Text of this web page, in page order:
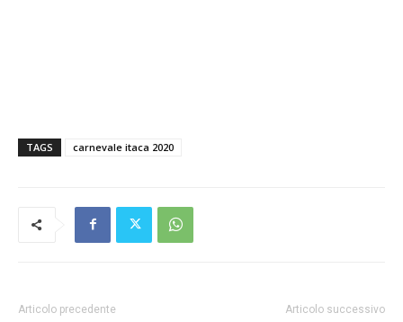
TAGS carnevale itaca 2020
Articolo precedente Articolo successivo